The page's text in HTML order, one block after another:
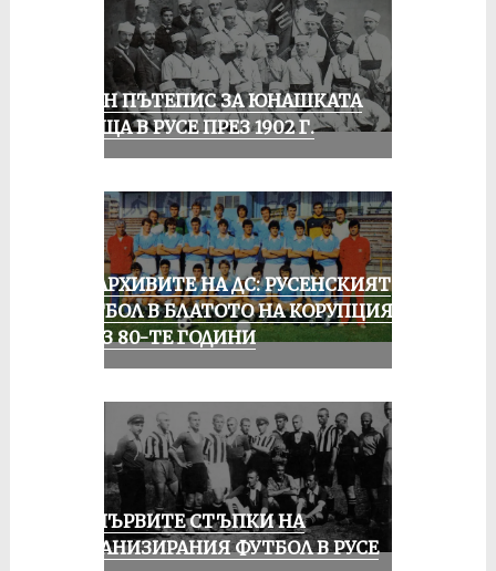
ЕДИН ПЪТЕПИС ЗА ЮНАШКАТА
СРЕЩА В РУСЕ ПРЕЗ 1902 Г.
ИЗ АРХИВИТЕ НА ДС: РУСЕНСКИЯТ
ФУТБОЛ В БЛАТОТО НА КОРУПЦИЯТА
ПРЕЗ 80-ТЕ ГОДИНИ
ЗА ПЪРВИТЕ СТЪПКИ НА
ОРГАНИЗИРАНИЯ ФУТБОЛ В РУСЕ